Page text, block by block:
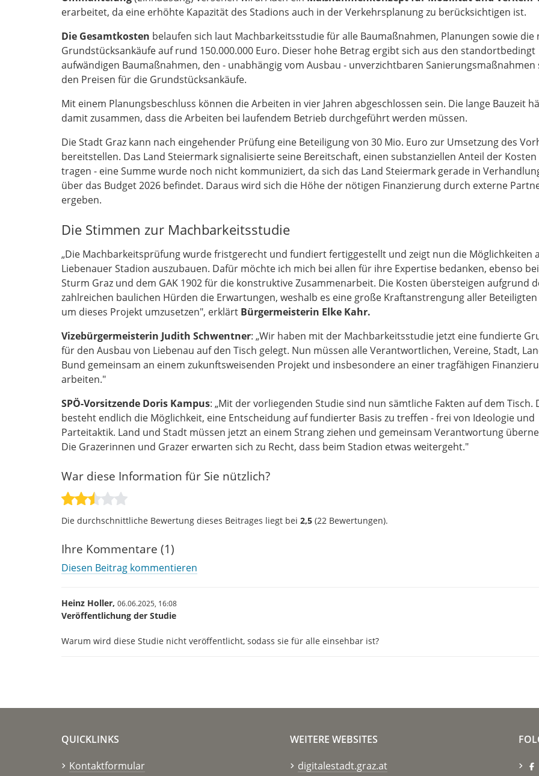
erarbeitet, da eine erhöhte Kapazität des Stadions auch in der Verkehrsplanung zu berücksichtigen ist.
Die Gesamtkosten belaufen sich laut Machbarkeitsstudie für alle Baumaßnahmen, Planungen sowie die
Grundstücksankäufe auf rund 150.000.000 Euro. Dieser hohe Betrag ergibt sich aus den standortbedingt
aufwändigen Baumaßnahmen, den - unabhängig vom Ausbau - unverzichtbaren Sanierungsmaßnahmen
den Preisen für die Grundstücksankäufe.
Mit einem Planungsbeschluss können die Arbeiten in vier Jahren abgeschlossen sein. Die lange Bauzeit
damit zusammen, dass die Arbeiten bei laufendem Betrieb durchgeführt werden müssen.
Die Stadt Graz kann nach eingehender Prüfung eine Beteiligung von 30 Mio. Euro zur Umsetzung des
bereitstellen. Das Land Steiermark signalisierte seine Bereitschaft, einen substanziellen Anteil der Kosten
tragen - eine Summe wurde noch nicht kommuniziert, da sich das Land Steiermark gerade in
über das Budget 2026 befindet. Daraus wird sich die Höhe der nötigen Finanzierung durch externe
ergeben.
Die Stimmen zur Machbarkeitsstudie
„Die Machbarkeitsprüfung wurde fristgerecht und fundiert fertiggestellt und zeigt nun die Möglichkeiten
Liebenauer Stadion auszubauen. Dafür möchte ich mich bei allen für ihre Expertise bedanken, ebenso
Sturm Graz und dem GAK 1902 für die konstruktive Zusammenarbeit. Die Kosten übersteigen aufgrund
zahlreichen baulichen Hürden die Erwartungen, weshalb es eine große Kraftanstrengung aller
um dieses Projekt umzusetzen", erklärt Bürgermeisterin Elke Kahr.
Vizebürgermeisterin Judith Schwentner: „Wir haben mit der Machbarkeitsstudie jetzt eine fundierte
für den Ausbau von Liebenau auf den Tisch gelegt. Nun müssen alle Verantwortlichen, Vereine, Stadt,
Bund gemeinsam an einem zukunftsweisenden Projekt und insbesondere an einer tragfähigen
arbeiten."
SPÖ-Vorsitzende Doris Kampus: „Mit der vorliegenden Studie sind nun sämtliche Fakten auf dem Tisch.
besteht endlich die Möglichkeit, eine Entscheidung auf fundierter Basis zu treffen - frei von Ideologie und
Parteitaktik. Land und Stadt müssen jetzt an einem Strang ziehen und gemeinsam Verantwortung
Die Grazerinnen und Grazer erwarten sich zu Recht, dass beim Stadion etwas weitergeht."
War diese Information für Sie nützlich?
Die durchschnittliche Bewertung dieses Beitrages liegt bei 2,5 (22 Bewertungen).
Ihre Kommentare (1)
Diesen Beitrag kommentieren
Heinz Holler, 06.06.2025, 16:08
Veröffentlichung der Studie
Warum wird diese Studie nicht veröffentlicht, sodass sie für alle einsehbar ist?
QUICKLINKS
Kontaktformular
WEITERE WEBSITES
digitalestadt.graz.at